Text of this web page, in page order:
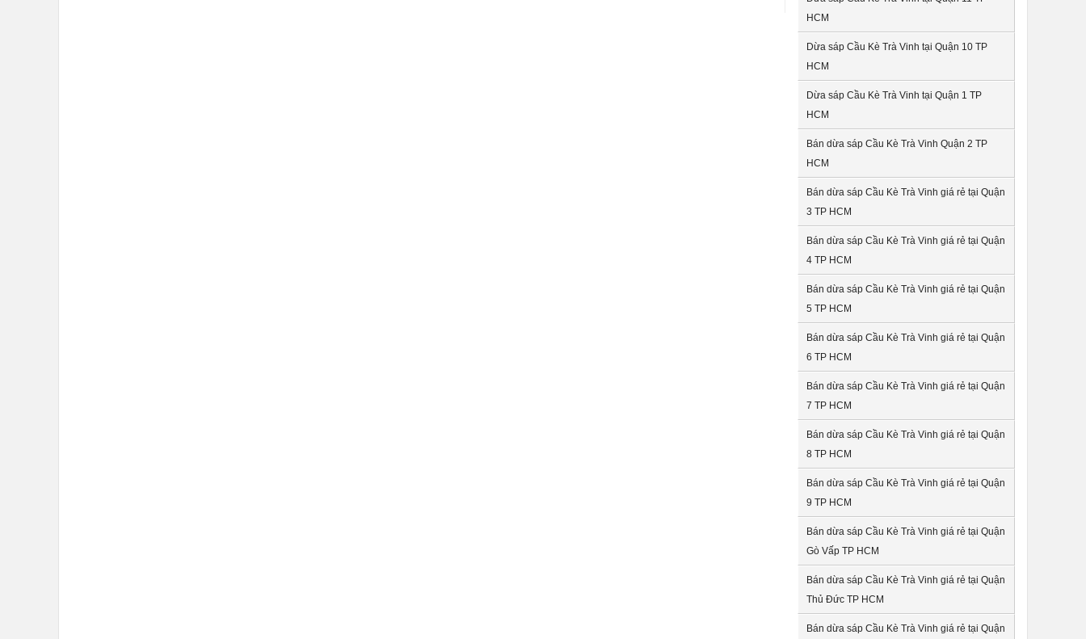
HCM
Dừa sáp Cầu Kè Trà Vinh tại Quận 10 TP
HCM
Dừa sáp Cầu Kè Trà Vinh tại Quận 1 TP
HCM
Bán dừa sáp Cầu Kè Trà Vinh Quận 2 TP
HCM
Bán dừa sáp Cầu Kè Trà Vinh giá rẻ tại Quận
3 TP HCM
Bán dừa sáp Cầu Kè Trà Vinh giá rẻ tại Quận
4 TP HCM
Bán dừa sáp Cầu Kè Trà Vinh giá rẻ tại Quận
5 TP HCM
Bán dừa sáp Cầu Kè Trà Vinh giá rẻ tại Quận
6 TP HCM
Bán dừa sáp Cầu Kè Trà Vinh giá rẻ tại Quận
7 TP HCM
Bán dừa sáp Cầu Kè Trà Vinh giá rẻ tại Quận
8 TP HCM
Bán dừa sáp Cầu Kè Trà Vinh giá rẻ tại Quận
9 TP HCM
Bán dừa sáp Cầu Kè Trà Vinh giá rẻ tại Quận
Gò Vấp TP HCM
Bán dừa sáp Cầu Kè Trà Vinh giá rẻ tại Quận
Thủ Đức TP HCM
Bán dừa sáp Cầu Kè Trà Vinh giá rẻ tại Quận